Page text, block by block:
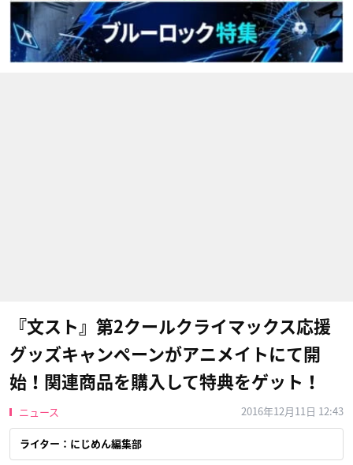
『文スト』第2クールクライマックス応援
グッズキャンペーンがアニメイトにて開
始！関連商品を購入して特典をゲット！
ニュース 2016年12月11日 12:43
ライター：にじめん編集部